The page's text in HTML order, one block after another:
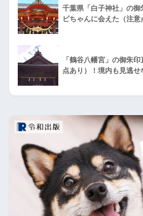
千葉県「白子神社」の
ビちゃんに会えた（注意
「鶴谷八幡宮」の御朱
点あり）！境内も見逃せ